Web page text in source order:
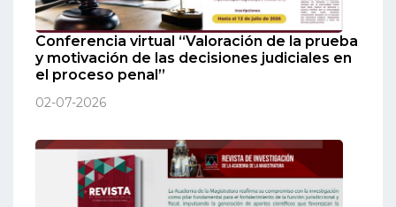
Conferencia virtual “Valoración de la prueba
y motivación de las decisiones judiciales en
el proceso penal”
02-07-2026